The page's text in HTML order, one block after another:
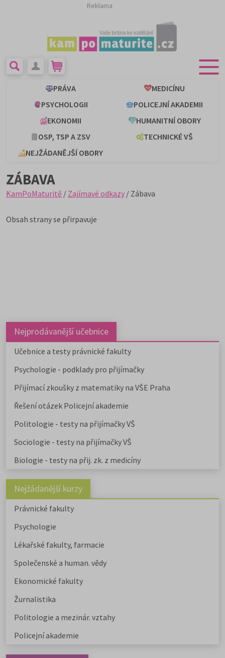
Reklama
PRÁVA
MEDICÍNU
PSYCHOLOGII
POLICEJNÍ AKADEMII
EKONOMII
HUMANITNÍ OBORY
OSP, TSP A ZSV
TECHNICKÉ VŠ
NEJŽÁDANĚJŠÍ OBORY
ZÁBAVA
KamPoMaturitě / Zajímavé odkazy / Zábava
Obsah strany se přirpavuje
Nejprodávanější učebnice
Učebnice a testy právnické fakulty
Psychologie - podklady pro přijímačky
Přijímací zkoušky z matematiky na VŠE Praha
Řešení otázek Policejní akademie
Politologie - testy na přijímačky VŠ
Sociologie - testy na přijímačky VŠ
Biologie - testy na přij. zk. z medicíny
Nejžádanější kurzy
Právnické fakulty
Psychologie
Lékařské fakulty, farmacie
Společenské a human. vědy
Ekonomické fakulty
Žurnalistika
Politologie a mezinár. vztahy
Policejní akademie